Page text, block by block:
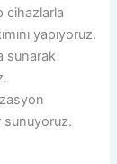
cihazlarla
yapıyoruz.
sunarak
sunuyoruz.